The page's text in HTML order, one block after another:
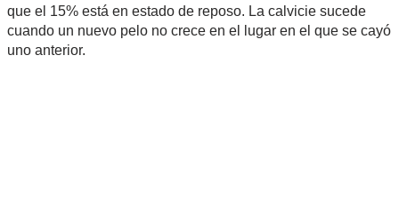
que el 15% está en estado de reposo. La calvicie sucede
cuando un nuevo pelo no crece en el lugar en el que se cayó
uno anterior.